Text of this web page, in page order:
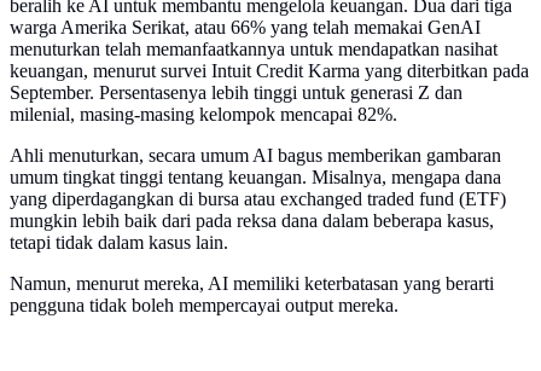
beralih ke AI untuk membantu mengelola keuangan. Dua dari tiga
warga Amerika Serikat, atau 66% yang telah memakai GenAI
menuturkan telah memanfaatkannya untuk mendapatkan nasihat
keuangan, menurut survei Intuit Credit Karma yang diterbitkan pada
September. Persentasenya lebih tinggi untuk generasi Z dan
milenial, masing-masing kelompok mencapai 82%.
Ahli menuturkan, secara umum AI bagus memberikan gambaran
umum tingkat tinggi tentang keuangan. Misalnya, mengapa dana
yang diperdagangkan di bursa atau exchanged traded fund (ETF)
mungkin lebih baik dari pada reksa dana dalam beberapa kasus,
tetapi tidak dalam kasus lain.
Namun, menurut mereka, AI memiliki keterbatasan yang berarti
pengguna tidak boleh mempercayai output mereka.